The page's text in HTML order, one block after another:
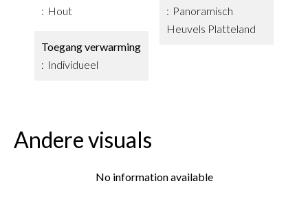
Hout
Toegang verwarming
Individueel
Panoramisch
Heuvels Platteland
Andere visuals
No information available